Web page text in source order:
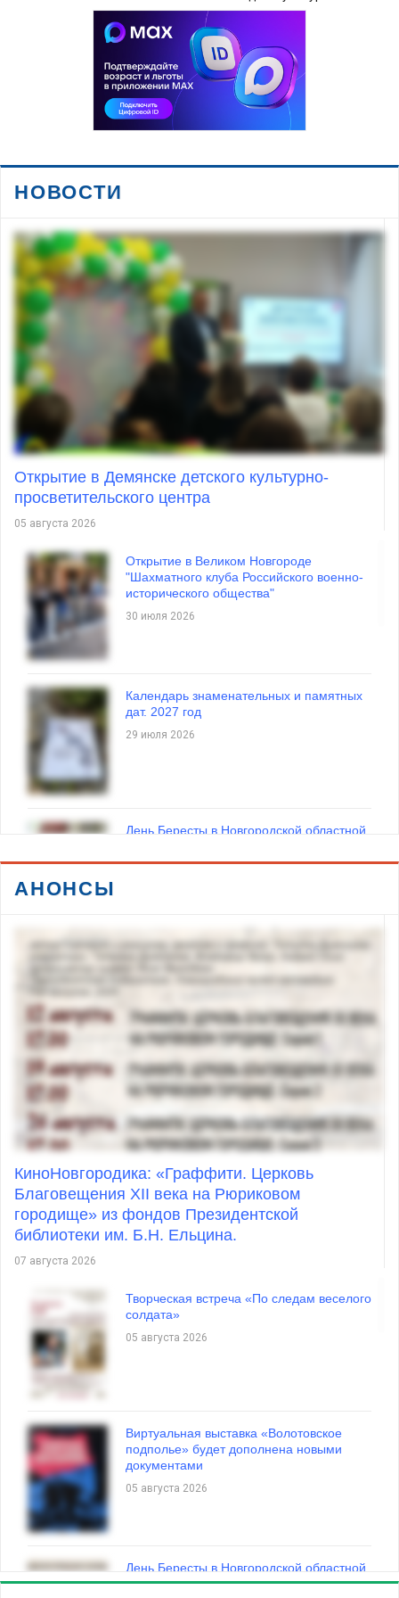
НОВОСТИ
Открытие в Демянске детского культурно-
просветительского центра
05 августа 2026
Открытие в Великом Новгороде
"Шахматного клуба Российского военно-
исторического общества"
30 июля 2026
Календарь знаменательных и памятных
дат. 2027 год
29 июля 2026
День Бересты в Новгородской областной
Встреча поколений исследователей
20 июля 2026
В Званке прошли XXXII Державинские
чтения
18 июля 2026
Президентская библиотека в ЕДИНЫЙ
АНОНСЫ
КиноНовгородика: «Граффити. Церковь
Благовещения XII века на Рюриковом
городище» из фондов Президентской
библиотеки им. Б.Н. Ельцина.
07 августа 2026
Творческая встреча «По следам веселого
солдата»
05 августа 2026
Виртуальная выставка «Волотовское
подполье» будет дополнена новыми
документами
05 августа 2026
День Бересты в Новгородской областной
библиотеке